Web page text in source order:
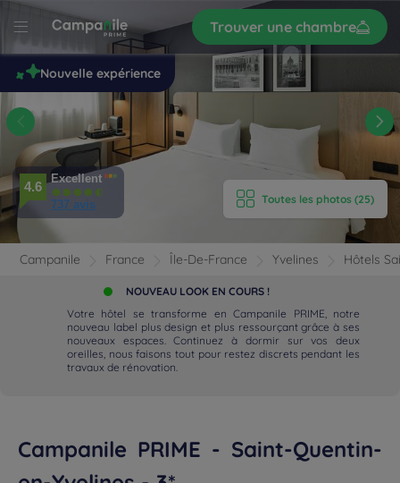
Trouver une chambre
S’inscrire
Toutes les photos (25)
4.6
Excellent
737 avis
Nouvelle expérience
Campanile France Île-De-France Yvelines Hôtels
NOUVEAU LOOK EN COURS !
Votre hôtel se transforme en Campanile PRIME, notre
nouveau label plus design et plus ressourçant grâce à ses
nouveaux espaces. Continuez à dormir sur vos deux
oreilles, nous faisons tout pour restez discrets pendant les
travaux de rénovation.
Campanile PRIME - Saint-Quentin-